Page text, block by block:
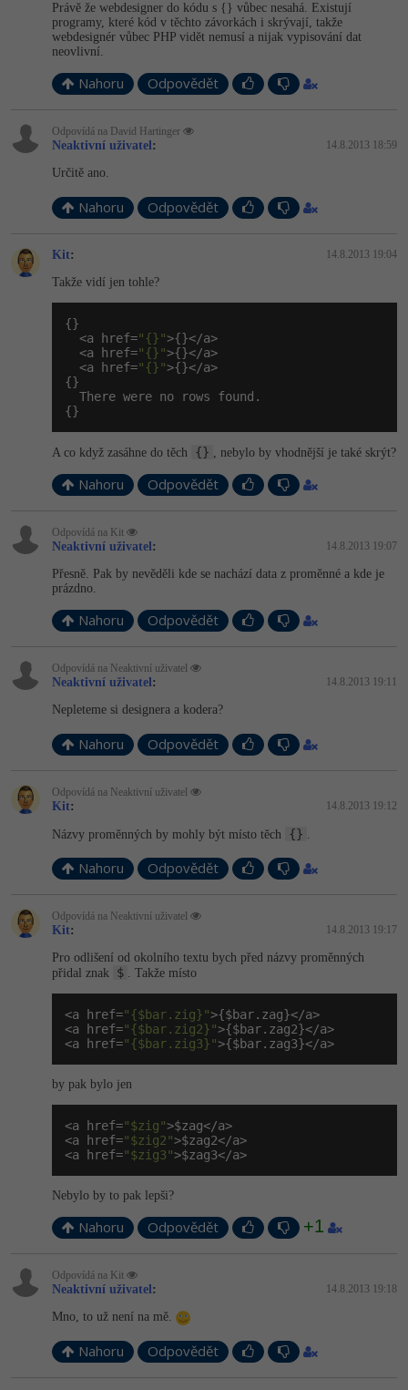
Právě že webdesigner do kódu s {} vůbec nesahá. Existují
programy, které kód v těchto závorkách i skrývají, takže
webdesignér vůbec PHP vidět nemusí a nijak vypisování dat
neovlivní.
Nahoru Odpovědět
Odpovídá na David Hartinger
Neaktivní uživatel : 14.8.2013 18:59
Určitě ano.
Nahoru Odpovědět
Kit: 14.8.2013 19:04
Takže vidí jen tohle?
{}
  <a href=
"{}">{}</a>
  <a href=
"{}">{}</a>
  <a href=
"{}">{}</a>
{}
  There were no rows found.
{}
A co když zasáhne do těch {} , nebylo by vhodnější je také skrýt?
Nahoru Odpovědět
Odpovídá na Kit
Neaktivní uživatel : 14.8.2013 19:07
Přesně. Pak by nevěděli kde se nachází data z proměnné a kde je
prázdno.
Nahoru Odpovědět
Odpovídá na Neaktivní uživatel
Neaktivní uživatel : 14.8.2013 19:11
Nepleteme si designera a kodera?
Nahoru Odpovědět
Odpovídá na Neaktivní uživatel
Kit: 14.8.2013 19:12
Názvy proměnných by mohly být místo těch {}
Nahoru Odpovědět
Odpovídá na Neaktivní uživatel
Kit: 14.8.2013 19:17
Pro odlišení od okolního textu bych před názvy proměnných
přidal znak
$ . Takže místo
<a href="{$bar.zig}">{$bar.zag}</a>
<a href="{$bar.zig2}">{$bar.zag2}</a>
<a href="{$bar.zig3}">{$bar.zag3}</a>
by pak bylo jen
<a href="$zig">$zag</a>
<a href="$zig2">$zag2</a>
<a href="$zig3">$zag3</a>
Nebylo by to pak lepši?
Nahoru Odpovědět +1
Odpovídá na Kit
Neaktivní uživatel : 14.8.2013 19:18
Mno, to už není na mě.
Nahoru Odpovědět